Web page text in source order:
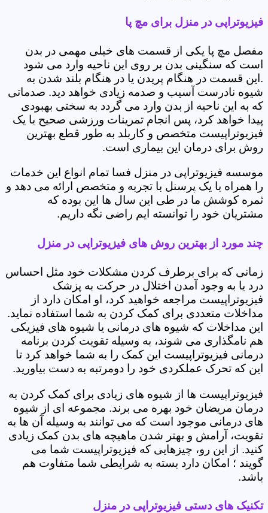
فیزیوتراپی در منزل برای مچ پا
مفصل مچ پا یکی از قسمت های خیلی مهمی در بدن
است که سنگینی بدن بر روی این ناحیه وارد می شود
.این قسمت در هنگام پریدن یا در هنگام بلند شدن به
شیوه نادرست آسیب و صدمه زیادی خواهد دید. صدماتی
که به این ناحیه از بدن وارد می گردد به سختی بهبودی
پیدا خواهد کرد، پس انجام تمرینات ورزشی صحیح با یک
فیزیوتراپیست متخصص و کاربلد به طور قطع بهترین
روش برای درمان این بیماری است.
موسسه فیزیوتراپی در منزل فسا تمام انواع این خدمات
را همراه با یک پرسنل با تجربه و متخصص ارائه می دهد و
ثمره کوشش ما در طی این سال ها این بوده که
مشتریان خود را توانسته ایم راضی نگه داریم.
چند مورد از بهترین روش های فیزیوتراپی در منزل
زمانی که برای برطرف کردن مشکلات خود مثل احساس
درد یا به وجود آمدن اختلال در حرکت به پزشک
فیزیوتراپیست مراجعه خواهید کرد، او امکان دارد از
مداخلات متعددی برای کمک کردن به شما استفاده نماید.
این مداخلات که شیوه های درمانی یا شیوه های فیزیکی
هم نامگذاری می شوند، به وسیله تقویت کردن برنامه
درمانی فیزیوتراپیست این کمک را به شما خواهد کرد تا
این که تحرک عملکردی خود را دومرتبه به دست بیاورید.
فیزیوتراپیست ها از شیوه های زیادی برای کمک کردن به
درمان مریضان خود بهره می برند. مجموعه ای از شیوه
های درمانی موجود است که می توانند به وسیله آن ها به
تقویت، آرامش و بهتر شدن ماهیچه های بدن کمک زیادی
کنید. از این رو، چیزهایی که فیزیوتراپیست شما می
گویند ؛ امکان دارد بسته به شرایطی شما متفاوت هم
باشد.
تکنیک های دستی فیزیوتراپی در منزل